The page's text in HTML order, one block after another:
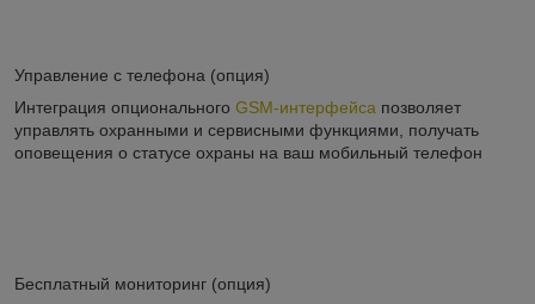
Управление с телефона (опция)
Интеграция опционального GSM-интерфейса позволяет
управлять охранными и сервисными функциями, получать
оповещения о статусе охраны на ваш мобильный телефон
Бесплатный мониторинг (опция)